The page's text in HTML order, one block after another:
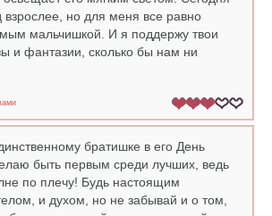
взрослее, но для меня все равно
мальчишкой. И я поддержу твои
и фантазии, сколько бы нам ни
братишке в его День
быть первым среди лучших, ведь
по плечу! Будь настоящим
и духом, но не забывай и о том,